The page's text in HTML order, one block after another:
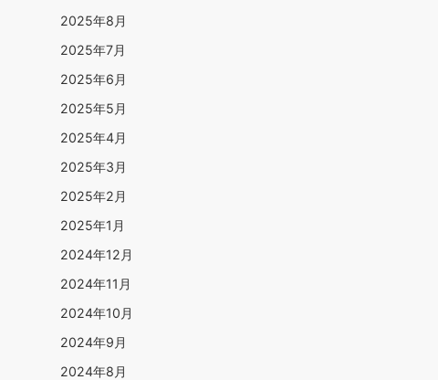
2025年8月
2025年7月
2025年6月
2025年5月
2025年4月
2025年3月
2025年2月
2025年1月
2024年12月
2024年11月
2024年10月
2024年9月
2024年8月